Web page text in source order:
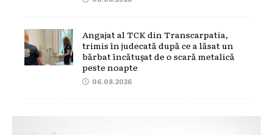
Angajat al TCK din Transcarpatia,
trimis în judecată după ce a lăsat un
bărbat încătușat de o scară metalică
peste noapte
06.08.2026